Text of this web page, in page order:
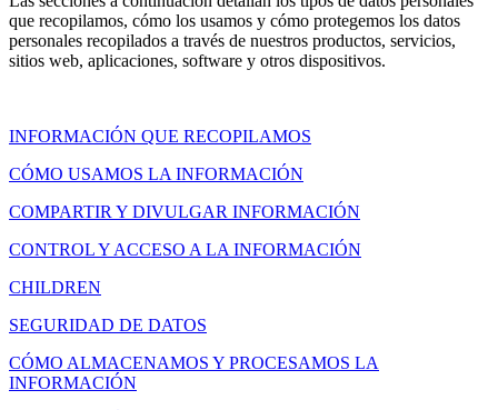
que recopilamos, cómo los usamos y cómo protegemos los datos
personales recopilados a través de nuestros productos, servicios,
sitios web, aplicaciones, software y otros dispositivos.
INFORMACIÓN QUE RECOPILAMOS
CÓMO USAMOS LA INFORMACIÓN
COMPARTIR Y DIVULGAR INFORMACIÓN
CONTROL Y ACCESO A LA INFORMACIÓN
CHILDREN
SEGURIDAD DE DATOS
CÓMO ALMACENAMOS Y PROCESAMOS LA
INFORMACIÓN